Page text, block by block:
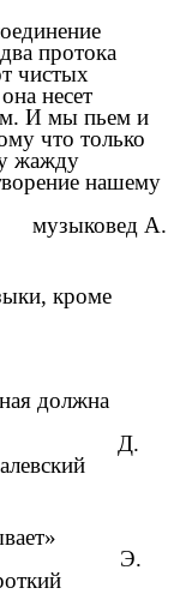
протока
чистых
несет
И мы пьем и
что только
жажду
нашему
А.
кроме
должна